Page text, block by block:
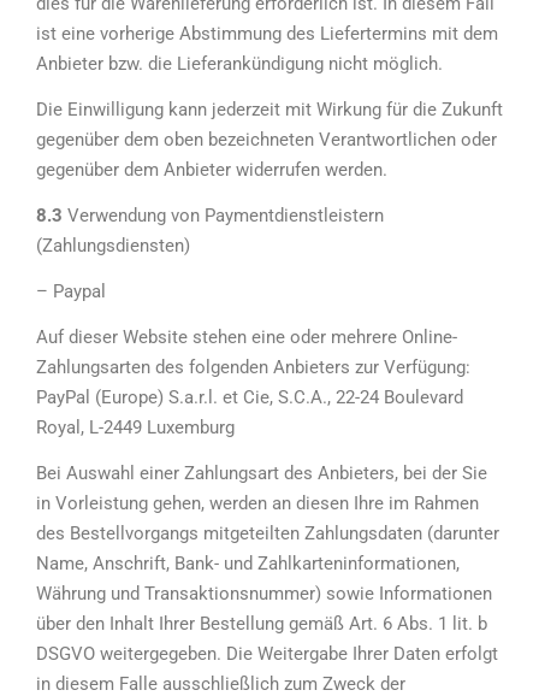
ist eine vorherige Abstimmung des Liefertermins mit dem
Anbieter bzw. die Lieferankündigung nicht möglich.
Die Einwilligung kann jederzeit mit Wirkung für die Zukunft
gegenüber dem oben bezeichneten Verantwortlichen oder
gegenüber dem Anbieter widerrufen werden.
8.3 Verwendung von Paymentdienstleistern
(Zahlungsdiensten)
– Paypal
Auf dieser Website stehen eine oder mehrere Online-
Zahlungsarten des folgenden Anbieters zur Verfügung:
PayPal (Europe) S.a.r.l. et Cie, S.C.A., 22-24 Boulevard
Royal, L-2449 Luxemburg
Bei Auswahl einer Zahlungsart des Anbieters, bei der Sie
in Vorleistung gehen, werden an diesen Ihre im Rahmen
des Bestellvorgangs mitgeteilten Zahlungsdaten (darunter
Name, Anschrift, Bank- und Zahlkarteninformationen,
Währung und Transaktionsnummer) sowie Informationen
über den Inhalt Ihrer Bestellung gemäß Art. 6 Abs. 1 lit. b
DSGVO weitergegeben. Die Weitergabe Ihrer Daten erfolgt
in diesem Falle ausschließlich zum Zweck der